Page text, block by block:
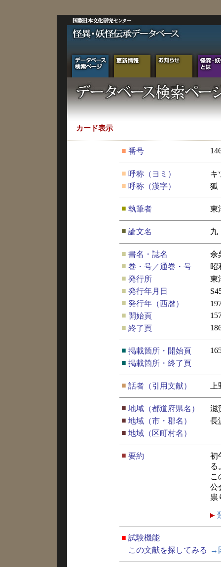
カード表示
■ 番号
■ 呼称（ヨミ）
キ
■ 呼称（漢字） 狐
■ 執筆者 東
■ 論文名 九
■ 書名・誌名
余
■ 巻・号／通巻・号
昭
■ 発行所
東
■ 発行年月日
■ 発行年（西暦）
■ 開始頁
■ 終了頁
■ 掲載箇所・開始頁
■ 掲載箇所・終了頁
■ 話者（引用文献）
■ 地域（都道府県名）
滋
■ 地域（市・郡名）
長
■ 地域（区町村名）
■ 要約
初
る
こ
公
祟
■ 試験機能
この文献を探してみる
→